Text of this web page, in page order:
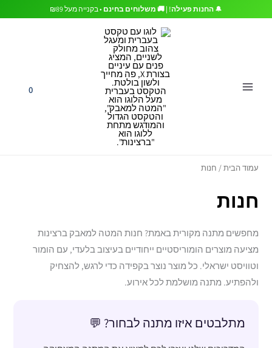
🔔 החנות פעילה! | 🚚 משלוחים בחינם • בקנייה מעל ₪89
0
עמוד הבית/ חנות
חנות
מחפשים מתנה מקורית באמת? חנות המטה למאבק ברצינות
מציעה מוצרים הומוריסטיים ייחודיים בעיצוב בלעדי, עם הומור
וטוויסט ישראלי. כל מוצר נוצר בקפידה כדי לרגש, להצחיק
ולהפתיע. מתנה מושלמת לכל אירוע.
מתלבטים איזו מתנה לבחור? 💬